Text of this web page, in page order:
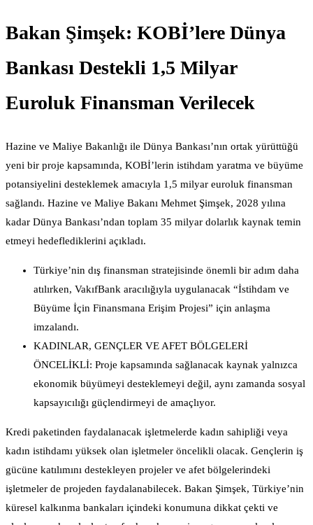
Bakan Şimşek: KOBİ’lere Dünya
Bankası Destekli 1,5 Milyar
Euroluk Finansman Verilecek
Hazine ve Maliye Bakanlığı ile Dünya Bankası’nın ortak yürüttüğü
yeni bir proje kapsamında, KOBİ’lerin istihdam yaratma ve büyüme
potansiyelini desteklemek amacıyla 1,5 milyar euroluk finansman
sağlandı. Hazine ve Maliye Bakanı Mehmet Şimşek, 2028 yılına
kadar Dünya Bankası’ndan toplam 35 milyar dolarlık kaynak temin
etmeyi hedeflediklerini açıkladı.
Türkiye’nin dış finansman stratejisinde önemli bir adım daha
atılırken, VakıfBank aracılığıyla uygulanacak “İstihdam ve
Büyüme İçin Finansmana Erişim Projesi” için anlaşma
imzalandı.
KADINLAR, GENÇLER VE AFET BÖLGELERİ
ÖNCELİKLİ: Proje kapsamında sağlanacak kaynak yalnızca
ekonomik büyümeyi desteklemeyi değil, aynı zamanda sosyal
kapsayıcılığı güçlendirmeyi de amaçlıyor.
Kredi paketinden faydalanacak işletmelerde kadın sahipliği veya
kadın istihdamı yüksek olan işletmeler öncelikli olacak. Gençlerin iş
gücüne katılımını destekleyen projeler ve afet bölgelerindeki
işletmeler de projeden faydalanabilecek. Bakan Şimşek, Türkiye’nin
küresel kalkınma bankaları içindeki konumuna dikkat çekti ve